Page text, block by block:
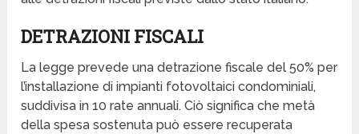
DETRAZIONI FISCALI
La legge prevede una detrazione fiscale del 50% per
l’installazione di impianti fotovoltaici condominiali,
suddivisa in 10 rate annuali. Ciò significa che metà
della spesa sostenuta può essere recuperata